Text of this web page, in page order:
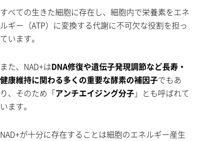
すべての生きた細胞に存在し、細胞内で栄養素をエネ
ルギー（ATP）に変換する代謝に不可欠な役割を担っ
ています。
また、NAD+はDNA修復や遺伝子発現調節など長寿・
健康維持に関わる多くの重要な酵素の補因子でもあ
り、そのため「アンチエイジング分子」とも呼ばれて
います。
NAD+が十分に存在することは細胞のエネルギー産生